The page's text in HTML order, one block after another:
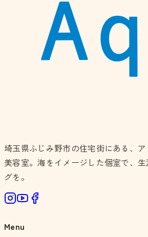
埼玉県ふじみ野市の住宅街にある、
美容室。海をイメージした個室で、
グを。
Menu